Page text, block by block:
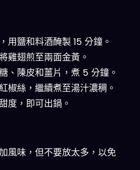
用鹽和料酒醃製 15 分鐘。
雞翅煎至兩面金黃。
、陳皮和薑片，煮 5 分鐘。
椒絲，繼續煮至湯汁濃稠。
度，即可出鍋。
風味，但不要放太多，以免